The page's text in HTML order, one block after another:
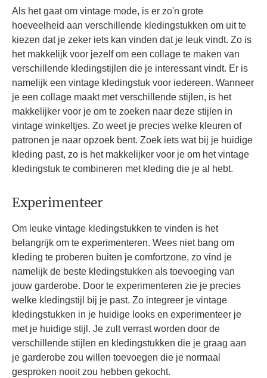
Als het gaat om vintage mode, is er zo'n grote
hoeveelheid aan verschillende kledingstukken om uit te
kiezen dat je zeker iets kan vinden dat je leuk vindt. Zo is
het makkelijk voor jezelf om een collage te maken van
verschillende kledingstijlen die je interessant vindt. Er is
namelijk een vintage kledingstuk voor iedereen. Wanneer
je een collage maakt met verschillende stijlen, is het
makkelijker voor je om te zoeken naar deze stijlen in
vintage winkeltjes. Zo weet je precies welke kleuren of
patronen je naar opzoek bent. Zoek iets wat bij je huidige
kleding past, zo is het makkelijker voor je om het vintage
kledingstuk te combineren met kleding die je al hebt.
Experimenteer
Om leuke vintage kledingstukken te vinden is het
belangrijk om te experimenteren. Wees niet bang om
kleding te proberen buiten je comfortzone, zo vind je
namelijk de beste kledingstukken als toevoeging van
jouw garderobe. Door te experimenteren zie je precies
welke kledingstijl bij je past. Zo integreer je vintage
kledingstukken in je huidige looks en experimenteer je
met je huidige stijl. Je zult verrast worden door de
verschillende stijlen en kledingstukken die je graag aan
je garderobe zou willen toevoegen die je normaal
gesproken nooit zou hebben gekocht.